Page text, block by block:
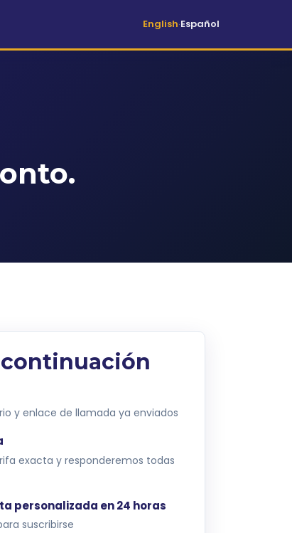
English·Español
y enlace de llamada ya enviados
exacta y responderemos todas
personalizada en 24 horas
suscribirse